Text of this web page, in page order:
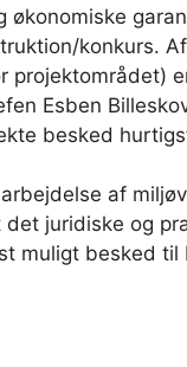
konkurs.
projektområdet)
Esben
besked
af
juridiske og
muligt besked